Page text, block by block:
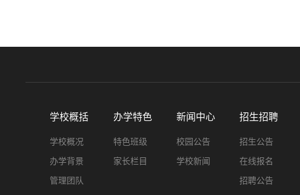
学校概括
学校概况
办学背景
管理团队
办学特色
特色班级
家长栏目
新闻中心
校园公告
学校新闻
招生招聘
招生公告
在线报名
招聘公告